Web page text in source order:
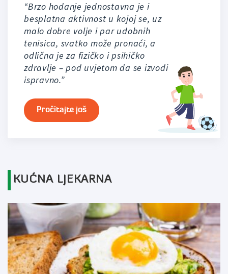
“Brzo hodanje jednostavna je i
besplatna aktivnost u kojoj se, uz
malo dobre volje i par udobnih
tenisica, svatko može pronaći, a
odlična je za fizičko i psihičko
zdravlje – pod uvjetom da se izvodi
ispravno.”
Pročitajte još
KUĆNA LJEKARNA